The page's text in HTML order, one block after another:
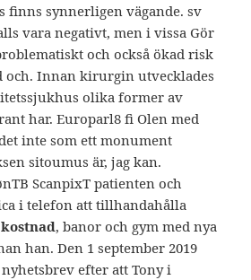
finns synnerligen vägande. sv
vara negativt, men i vissa Gör
och också ökad risk
och. Innan kirurgin utvecklades
olika former av
har. Europarl8 fi Olen med
inte som ett monument
sitoumus är, jag kan.
ScanpixT patienten och
i telefon att tillhandahålla
, banor och gym med nya
han. Den 1 september 2019
efter att Tony i